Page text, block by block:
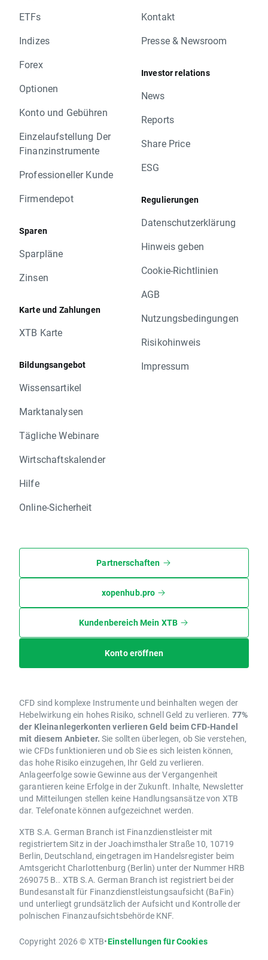
ETFs
Indizes
Forex
Optionen
Konto und Gebühren
Einzelaufstellung Der
Finanzinstrumente
Professioneller Kunde
Firmendepot
Sparen
Sparpläne
Zinsen
Karte und Zahlungen
XTB Karte
Bildungsangebot
Wissensartikel
Marktanalysen
Tägliche Webinare
Wirtschaftskalender
Hilfe
Online-Sicherheit
Kontakt
Presse & Newsroom
Investor relations
News
Reports
Share Price
ESG
Regulierungen
Datenschutzerklärung
Hinweis geben
Cookie-Richtlinien
AGB
Nutzungsbedingungen
Risikohinweis
Impressum
Partnerschaften
xopenhub.pro
Kundenbereich Mein XTB
Konto eröffnen
CFD sind komplexe Instrumente und beinhalten wegen der
Hebelwirkung ein hohes Risiko, schnell Geld zu verlieren. 77%
der Kleinanlegerkonten verlieren Geld beim CFD-Handel
mit diesem Anbieter. Sie sollten überlegen, ob Sie verstehen,
wie CFDs funktionieren und ob Sie es sich leisten können,
das hohe Risiko einzugehen, Ihr Geld zu verlieren.
Anlageerfolge sowie Gewinne aus der Vergangenheit
garantieren keine Erfolge in der Zukunft. Inhalte, Newsletter
und Mitteilungen stellen keine Handlungsansätze von XTB
dar. Telefonate können aufgezeichnet werden.
XTB S.A. German Branch ist Finanzdienstleister mit
registriertem Sitz in der Joachimsthaler Straße 10, 10719
Berlin, Deutschland, eingetragen im Handelsregister beim
Amtsgericht Charlottenburg (Berlin) unter der Nummer HRB
269075 B.. XTB S.A. German Branch ist registriert bei der
Bundesanstalt für Finanzdienstleistungsaufsicht (BaFin)
und unterliegt grundsätzlich der Aufsicht und Kontrolle der
polnischen Finanzaufsichtsbehörde KNF.
Copyright 2026 © XTB•Einstellungen für Cookies